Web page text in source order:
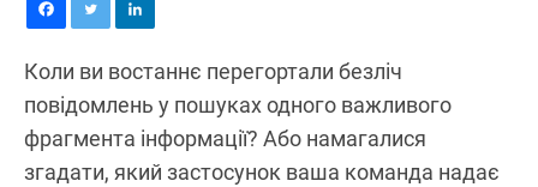
Коли ви востаннє перегортали безліч
повідомлень у пошуках одного важливого
фрагмента інформації? Або намагалися
згадати, який застосунок ваша команда надає